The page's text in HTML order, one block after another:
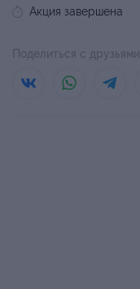
Акция завершена
Поделиться с друзьями